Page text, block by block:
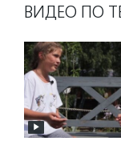
ВИДЕО ПО